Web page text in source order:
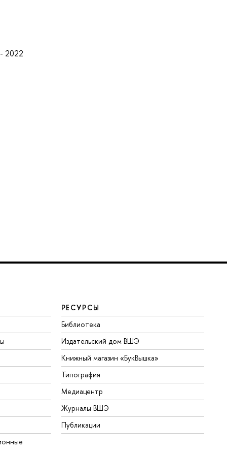
2022
РЕСУРСЫ
Библиотека
Издательский дом ВШЭ
Книжный магазин «БукВышка»
Типография
Медиацентр
Журналы ВШЭ
Публикации